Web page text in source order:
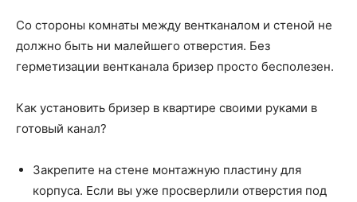
Со стороны комнаты между вентканалом и стеной не
должно быть ни малейшего отверстия. Без
герметизации вентканала бризер просто бесполезен.
Как установить бризер в квартире своими руками в
готовый канал?
Закрепите на стене монтажную пластину для
корпуса. Если вы уже просверлили отверстия под